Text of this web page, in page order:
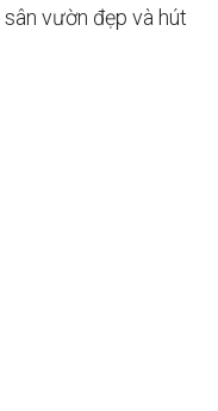
vườn đẹp và hút